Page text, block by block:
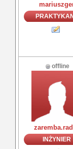
offline
INŻYNIER